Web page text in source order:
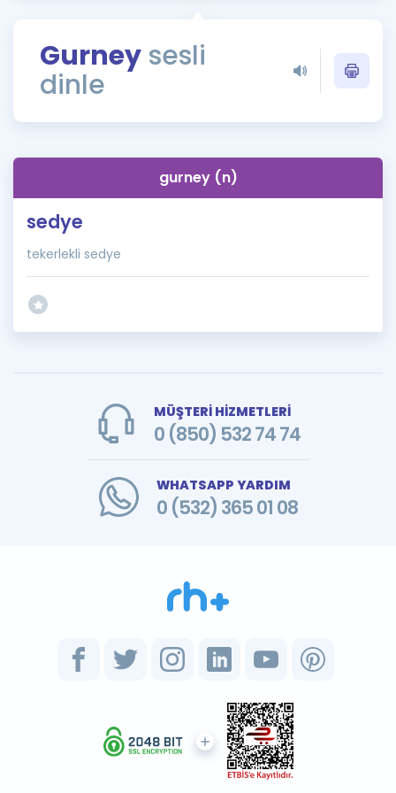
Rehberlik Aracı
ÖSYM Sınav Takvimi
İngilizce Gramer
Gurney sesli
dinle
gurney (n)
sedye
tekerlekli sedye
MÜŞTERİ HİZMETLERİ
0 (850) 532 74 74
WHATSAPP YARDIM
0 (532) 365 01 08